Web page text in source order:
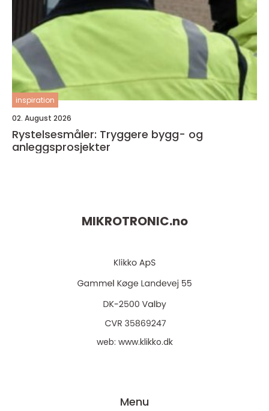
inspiration
02. August 2026
Rystelsesmåler: Tryggere bygg- og
anleggsprosjekter
MIKROTRONIC.no
web: www.klikko.dk
Menu